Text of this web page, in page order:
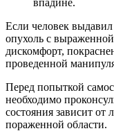
впадине.
Если человек
опухоль с
дискомфорт,
проведенной
Перед попыткой
необходимо
состояния зависит
пораженной области.